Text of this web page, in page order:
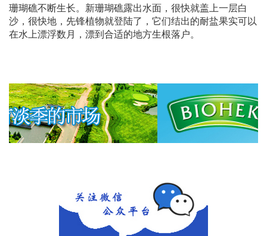
珊瑚礁不断生长。新珊瑚礁露出水面，很快就盖上一层白
沙，很快地，先锋植物就登陆了，它们结出的耐盐果实可以
在水上漂浮数月，漂到合适的地方生根落户。